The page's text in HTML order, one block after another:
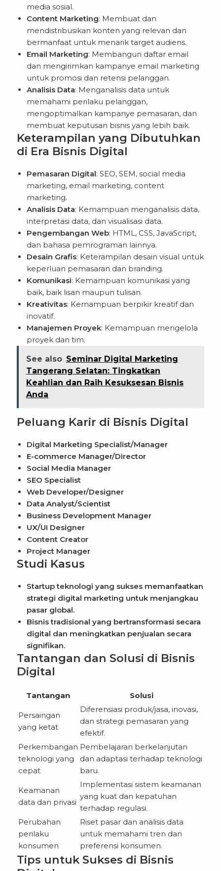
media sosial.
Content Marketing: Membuat dan
mendistribusikan konten yang relevan dan
bermanfaat untuk menarik target audiens.
Email Marketing: Membangun daftar email
dan mengirimkan kampanye email marketing
untuk promosi dan retensi pelanggan.
Analisis Data: Menganalisis data untuk
memahami perilaku pelanggan,
mengoptimalkan kampanye pemasaran, dan
membuat keputusan bisnis yang lebih baik.
Keterampilan yang Dibutuhkan
di Era Bisnis Digital
Pemasaran Digital: SEO, SEM, social media
marketing, email marketing, content
marketing.
Analisis Data: Kemampuan menganalisis data,
interpretasi data, dan visualisasi data.
Pengembangan Web: HTML, CSS, JavaScript,
dan bahasa pemrograman lainnya.
Desain Grafis: Keterampilan desain visual untuk
keperluan pemasaran dan branding.
Komunikasi: Kemampuan komunikasi yang
baik, baik lisan maupun tulisan.
Kreativitas: Kemampuan berpikir kreatif dan
inovatif.
Manajemen Proyek: Kemampuan mengelola
proyek dan tim.
See also Seminar Digital Marketing
Tangerang Selatan: Tingkatkan
Keahlian dan Raih Kesuksesan Bisnis
Anda
Peluang Karir di Bisnis Digital
Digital Marketing Specialist/Manager
E-commerce Manager/Director
Social Media Manager
SEO Specialist
Web Developer/Designer
Data Analyst/Scientist
Business Development Manager
UX/UI Designer
Content Creator
Project Manager
Studi Kasus
Startup teknologi yang sukses memanfaatkan
strategi digital marketing untuk menjangkau
pasar global.
Bisnis tradisional yang bertransformasi secara
digital dan meningkatkan penjualan secara
signifikan.
Tantangan dan Solusi di Bisnis
Digital
Tantangan Solusi
Persaingan
yang ketat
Diferensiasi produk/jasa, inovasi,
dan strategi pemasaran yang
efektif.
Perkembangan
teknologi yang
cepat
Pembelajaran berkelanjutan
dan adaptasi terhadap teknologi
baru.
Keamanan
data dan privasi
Implementasi sistem keamanan
yang kuat dan kepatuhan
terhadap regulasi.
Perubahan
perilaku
konsumen
Riset pasar dan analisis data
untuk memahami tren dan
preferensi konsumen.
Tips untuk Sukses di Bisnis